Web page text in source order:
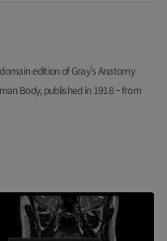
edition of Gray's Anatomy
Body, published in 1918 – from